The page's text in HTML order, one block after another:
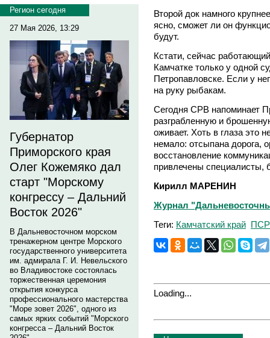
Регион сегодня
27 Мая 2026, 13:29
Губернатор
Приморского края
Олег Кожемяко дал
старт "Морскому
конгрессу – Дальний
Восток 2026"
В Дальневосточном морском
тренажерном центре Морского
государственного университета
им. адмирала Г. И. Невельского
во Владивостоке состоялась
торжественная церемония
открытия конкурса
профессионального мастерства
"Море зовет 2026", одного из
самых ярких событий "Морского
конгресса – Дальний Восток
Второй док намного
ясно, сможет ли он
будут.
Кстати, сейчас
Камчатке только у одной
Петропавловске. Если у
на руку рыбакам.
Сегодня СРВ напоминает
разграбленную и
оживает. Хоть в глаза это
немало: отсыпана дорога,
восстановление
привлечены
Кирилл МАРЕНИН
Журнал
Теги: Камчатский край
Loading...